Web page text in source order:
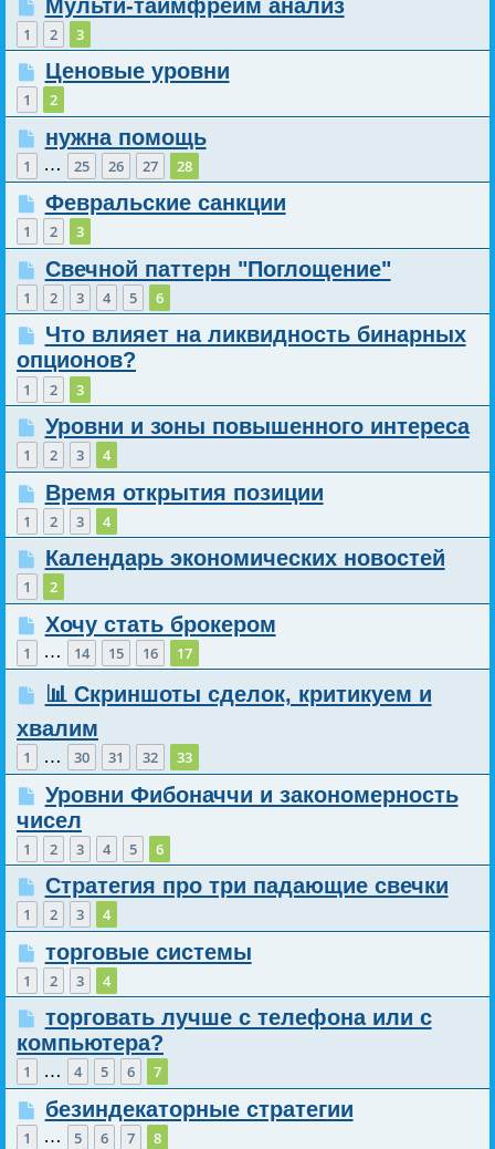
Мульти-таймфрейм анализ
1 2 3
Ценовые уровни
1 2
нужна помощь
1 … 25 26 27 28
Февральские санкции
1 2 3
Свечной паттерн "Поглощение"
1 2 3 4 5 6
Что влияет на ликвидность бинарных
опционов?
1 2 3
Уровни и зоны повышенного интереса
1 2 3 4
Время открытия позиции
1 2 3 4
Календарь экономических новостей
1 2
Хочу стать брокером
1 … 14 15 16 17
📊 Скриншоты сделок, критикуем и
хвалим
1 … 30 31 32 33
Уровни Фибоначчи и закономерность
чисел
1 2 3 4 5 6
Стратегия про три падающие свечки
1 2 3 4
торговые системы
1 2 3 4
торговать лучше с телефона или с
компьютера?
1 … 4 5 6 7
безиндекаторные стратегии
1 … 5 6 7 8